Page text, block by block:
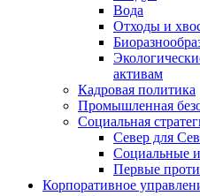
Вода
Отходы и
активам
Кадровая политика
Промышленная
Социальная
Север для
Социальные
Первые
Корпоративное